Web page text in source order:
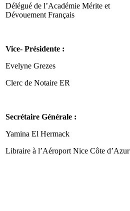
Délégué de l’Académie Mérite et
Dévouement Français
Vice- Présidente :
Evelyne Grezes
Clerc de Notaire ER
Secrétaire Générale :
Yamina El Hermack
Libraire à l’Aéroport Nice Côte d’Azur